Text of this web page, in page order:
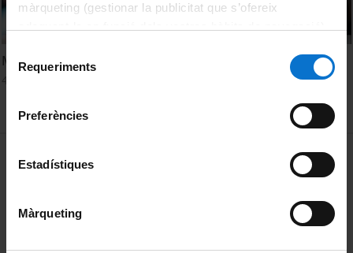
màrqueting (gestionar la publicitat que s’ofereix
consultar laPolítica de galetes del lloc web de la
Requeriments
Preferències
Estadístiques
Màrqueting
Migracions climàtiques
MENÚ PEU 1
Política de Cookies
Privacidad y términos